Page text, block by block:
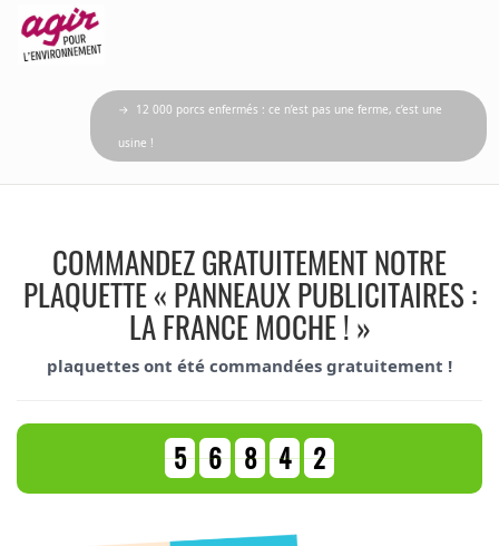
→ 12 000 porcs enfermés : ce n’est pas une ferme, c’est une
usine !
COMMANDEZ GRATUITEMENT NOTRE
PLAQUETTE « PANNEAUX PUBLICITAIRES :
LA FRANCE MOCHE ! »
plaquettes ont été commandées gratuitement !
5 6 8 4 2